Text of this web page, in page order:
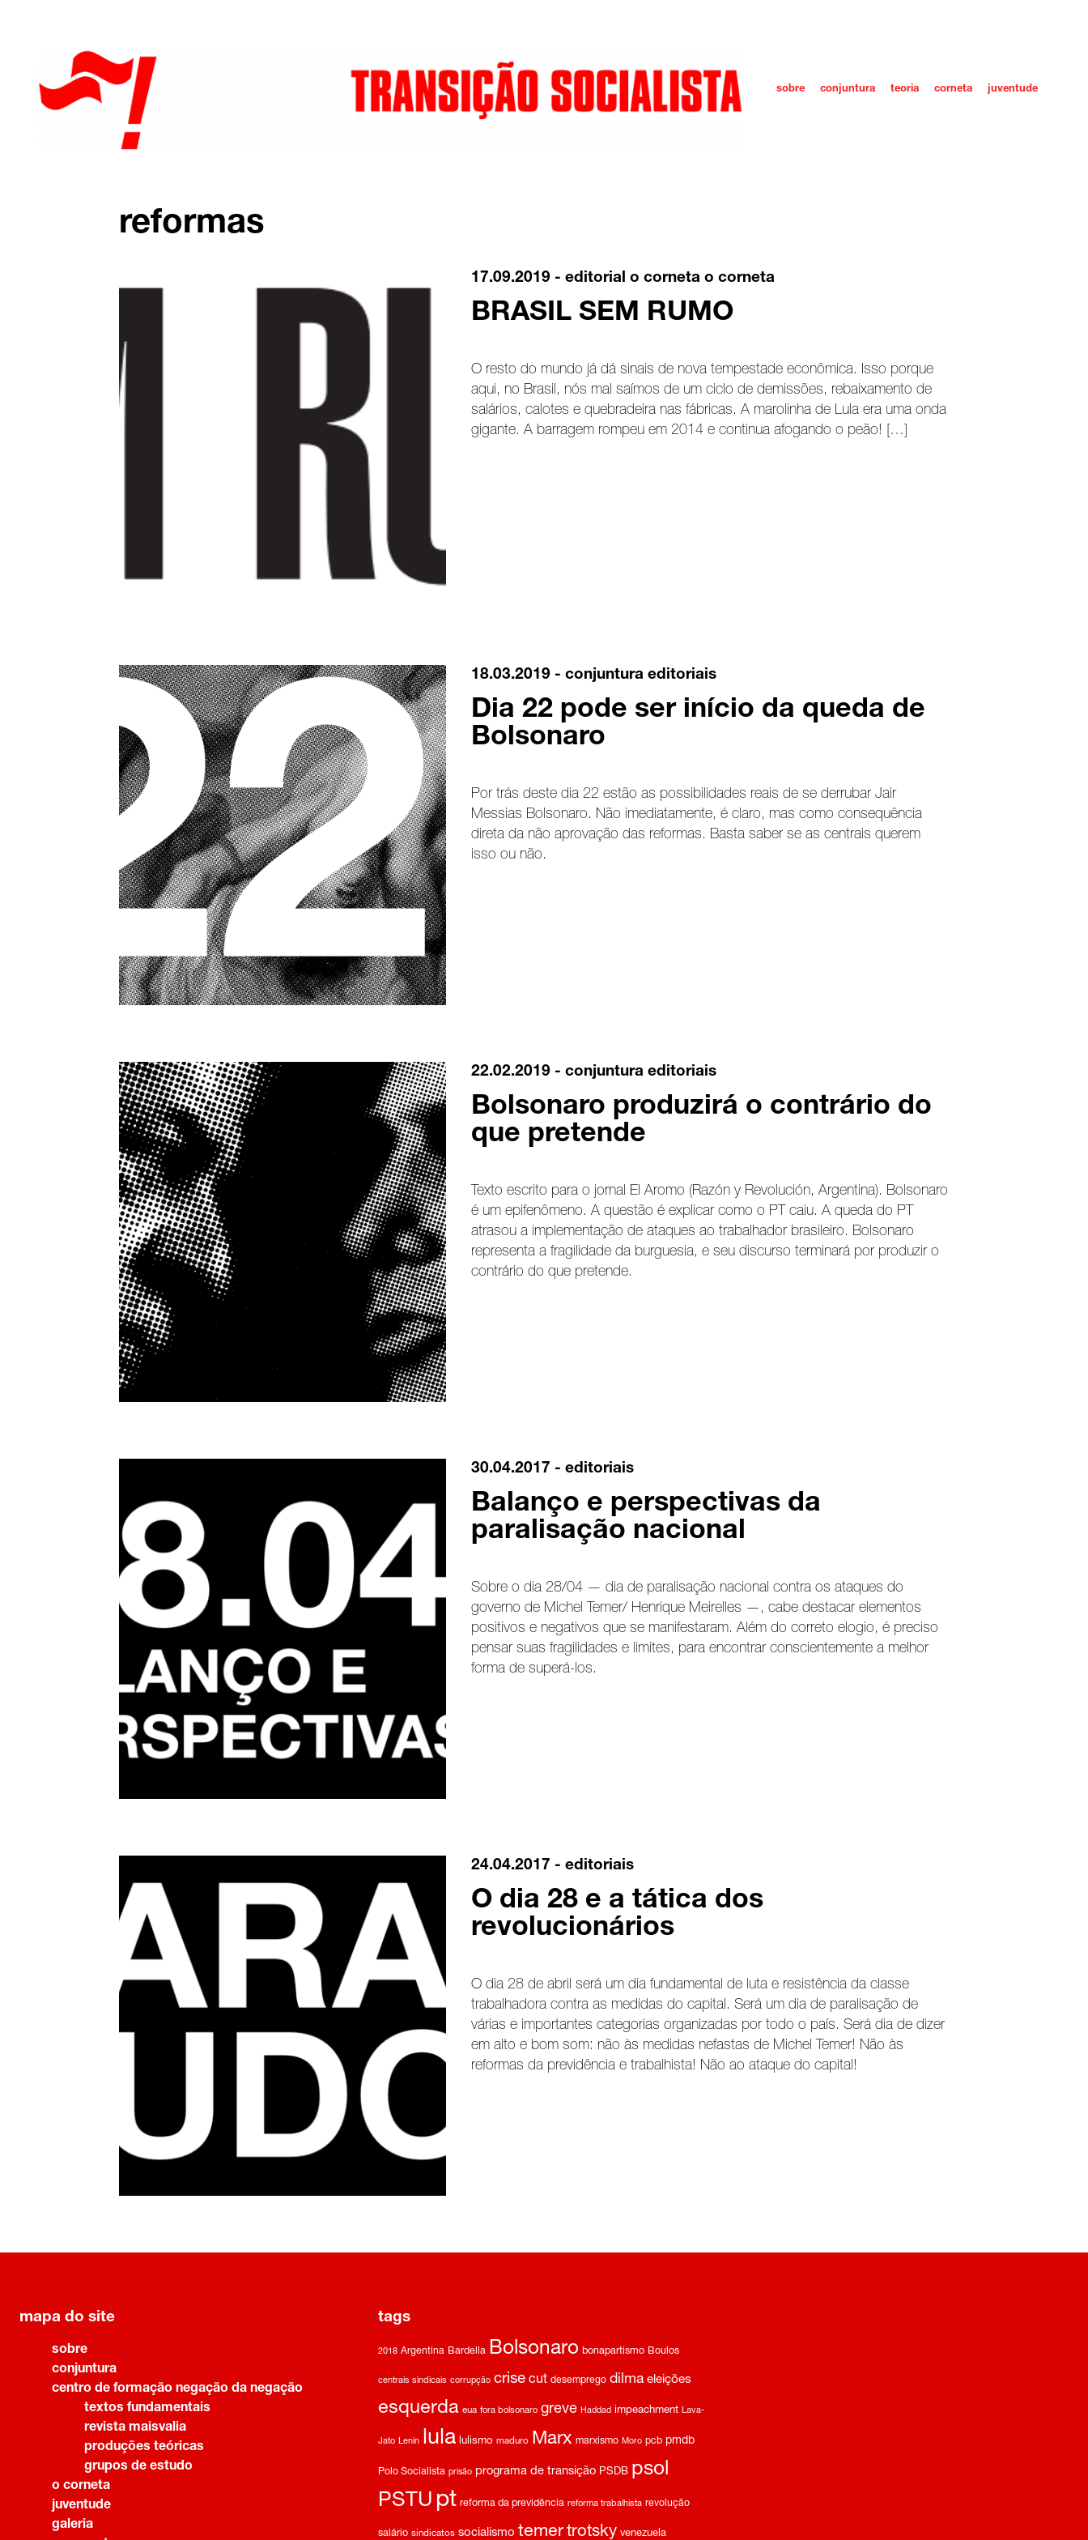
sobre conjuntura teoria corneta juventude
reformas
17.09.2019 - editorial o corneta o corneta
BRASIL SEM RUMO
O resto do mundo já dá sinais de nova tempestade econômica. Isso porque
aqui, no Brasil, nós mal saímos de um ciclo de demissões, rebaixamento de
salários, calotes e quebradeira nas fábricas. A marolinha de Lula era uma onda
gigante. A barragem rompeu em 2014 e continua afogando o peão! […]
18.03.2019 - conjuntura editoriais
Dia 22 pode ser início da queda de
Bolsonaro
Por trás deste dia 22 estão as possibilidades reais de se derrubar Jair
Messias Bolsonaro. Não imediatamente, é claro, mas como consequência
direta da não aprovação das reformas. Basta saber se as centrais querem
isso ou não.
22.02.2019 - conjuntura editoriais
Bolsonaro produzirá o contrário do
que pretende
Texto escrito para o jornal El Aromo (Razón y Revolución, Argentina). Bolsonaro
é um epifenômeno. A questão é explicar como o PT caiu. A queda do PT
atrasou a implementação de ataques ao trabalhador brasileiro. Bolsonaro
representa a fragilidade da burguesia, e seu discurso terminará por produzir o
contrário do que pretende.
30.04.2017 - editoriais
Balanço e perspectivas da
paralisação nacional
Sobre o dia 28/04 — dia de paralisação nacional contra os ataques do
governo de Michel Temer/ Henrique Meirelles —, cabe destacar elementos
positivos e negativos que se manifestaram. Além do correto elogio, é preciso
pensar suas fragilidades e limites, para encontrar conscientemente a melhor
forma de superá-los.
24.04.2017 - editoriais
O dia 28 e a tática dos
revolucionários
O dia 28 de abril será um dia fundamental de luta e resistência da classe
trabalhadora contra as medidas do capital. Será um dia de paralisação de
várias e importantes categorias organizadas por todo o país. Será dia de dizer
em alto e bom som: não às medidas nefastas de Michel Temer! Não às
reformas da previdência e trabalhista! Não ao ataque do capital!
mapa do site
sobre
conjuntura
centro de formação negação da negação
textos fundamentais
revista maisvalia
produções teóricas
grupos de estudo
o corneta
juventude
galeria
tags
2018 Argentina Bardella Bolsonaro bonapartismo Boulos
centrais sindicais corrupção crise cut desemprego dilma eleições
esquerda eua fora bolsonaro greve Haddad impeachment Lava-
Jato Lenin lula lulismo maduro Marx marxismo Moro pcb pmdb
Polo Socialista prisão programa de transição PSDB psol
PSTU pt reforma da previdência reforma trabalhista revolução
salário sindicatos socialismo temer trotsky venezuela